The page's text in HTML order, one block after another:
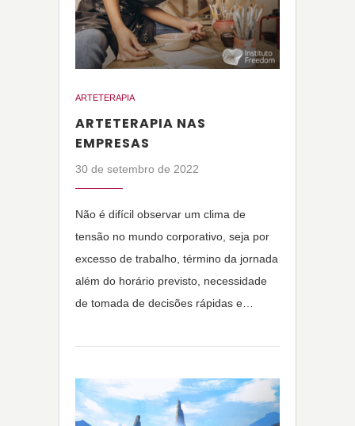
ARTETERAPIA
ARTETERAPIA NAS
EMPRESAS
30 de setembro de 2022
Não é difícil observar um clima de
tensão no mundo corporativo, seja por
excesso de trabalho, término da jornada
além do horário previsto, necessidade
de tomada de decisões rápidas e…